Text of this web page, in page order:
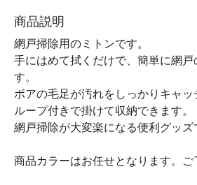
商品説明
網戸掃除用のミトンです。
手にはめて拭くだけで、簡単に網戸
す。
ボアの毛足が汚れをしっかりキャッ
ループ付きで掛けて収納できます。
網戸掃除が大変楽になる便利グッズ
商品カラーはお任せとなります。ご